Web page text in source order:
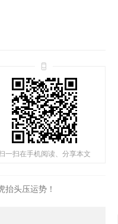
一扫在手机阅读、分享本文
抬头压运势！